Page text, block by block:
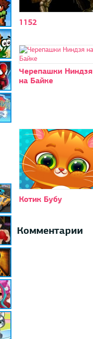
1152
Черепашки Ниндзя
на Байке
Котик Бубу
Комментарии